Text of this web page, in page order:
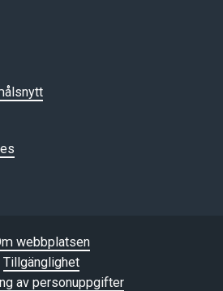
webbplatsen
Tillgänglighet
av personuppgifter